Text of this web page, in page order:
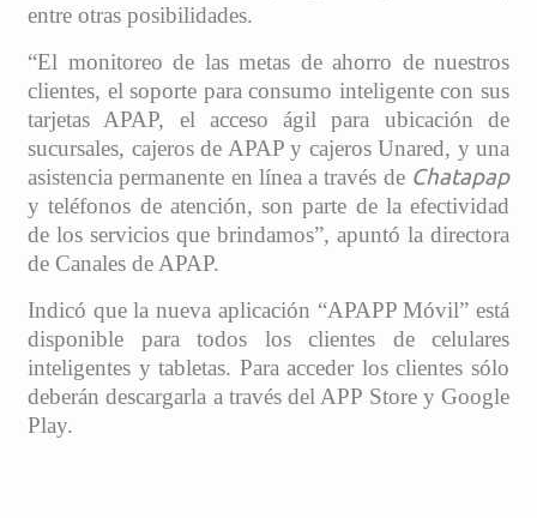
entre otras posibilidades.
“El monitoreo de las metas de ahorro de nuestros
clientes, el soporte para consumo inteligente con sus
tarjetas APAP, el acceso ágil para ubicación de
sucursales, cajeros de APAP y cajeros Unared, y una
asistencia permanente en línea a través de Chatapap
y teléfonos de atención, son parte de la efectividad
de los servicios que brindamos”, apuntó la directora
de Canales de APAP.
Indicó que la nueva aplicación “APAPP Móvil” está
disponible para todos los clientes de celulares
inteligentes y tabletas. Para acceder los clientes sólo
deberán descargarla a través del APP Store y Google
Play.